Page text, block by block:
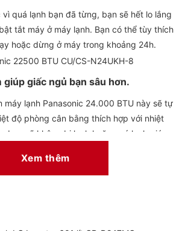
quá lạnh bạn đã từng, bạn sẽ hết lo lắng
tắt máy ở máy lạnh. Bạn có thể tùy thích
hoặc dừng ở máy trong khoảng 24h.
giúp giấc ngủ bạn sâu hơn.
máy lạnh Panasonic 24.000 BTU này sẽ tự
độ phòng cân bằng thích hợp với nhiệt
bạn sẽ không bị lạnh hoặc quá lạnh giúp
Xem thêm